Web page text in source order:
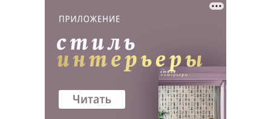
Реклама в «Ъ» www.kommersant.ru/ad